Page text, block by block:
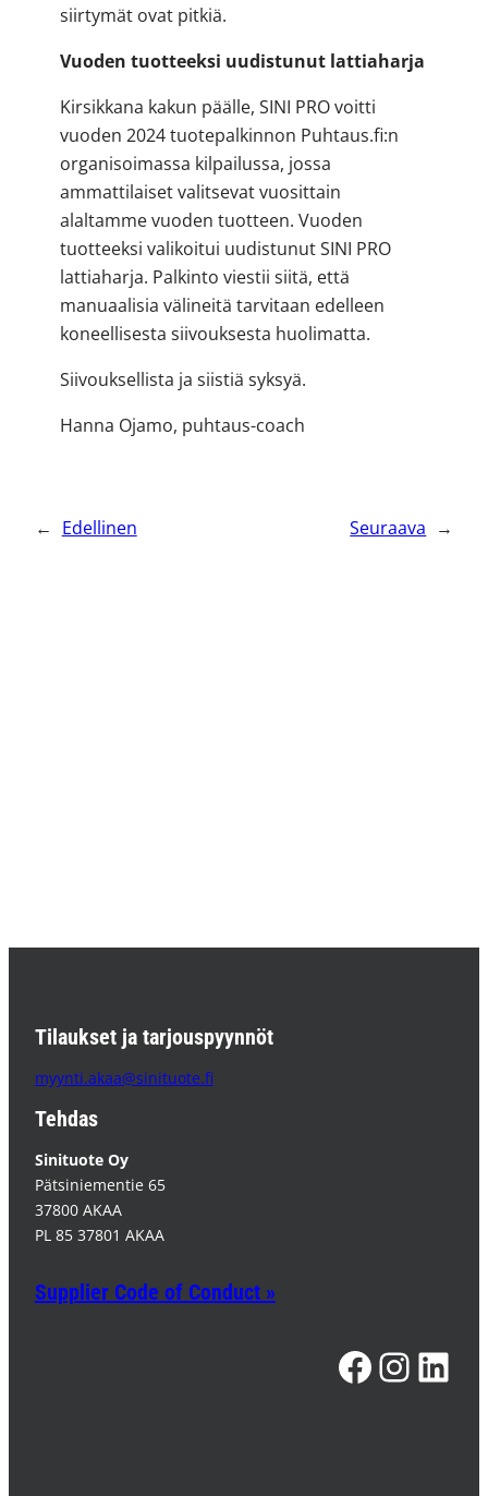
siirtymät ovat pitkiä.
Vuoden tuotteeksi uudistunut lattiaharja
Kirsikkana kakun päälle, SINI PRO voitti
vuoden 2024 tuotepalkinnon Puhtaus.fi:n
organisoimassa kilpailussa, jossa
ammattilaiset valitsevat vuosittain
alaltamme vuoden tuotteen. Vuoden
tuotteeksi valikoitui uudistunut SINI PRO
lattiaharja. Palkinto viestii siitä, että
manuaalisia välineitä tarvitaan edelleen
koneellisesta siivouksesta huolimatta.
Siivouksellista ja siistiä syksyä.
Hanna Ojamo, puhtaus-coach
← Edellinen Seuraava →
Tilaukset ja tarjouspyynnöt
myynti.akaa@sinituote.fi
Tehdas
Sinituote Oy
Pätsiniementie 65
37800 AKAA
PL 85 37801 AKAA
Supplier Code of Conduct »
Facebook InstagramLinkedIn